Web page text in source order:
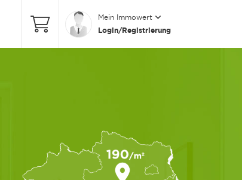
Mein Immowert
Login/Registrierung